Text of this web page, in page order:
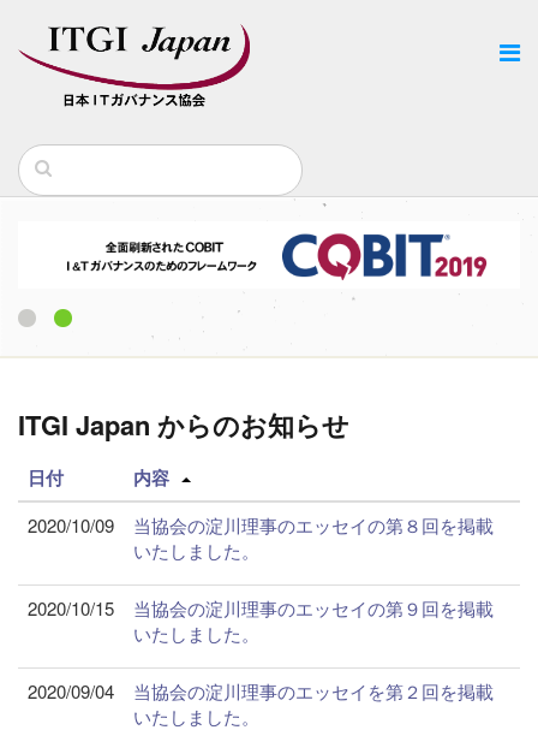
ITGI Japan からのお知らせ
日付 内容
2020/10/09
当協会の淀川理事のエッセイの第８回を掲載
いたしました。
2020/10/15
当協会の淀川理事のエッセイの第９回を掲載
いたしました。
2020/09/04
当協会の淀川理事のエッセイを第２回を掲載
いたしました。